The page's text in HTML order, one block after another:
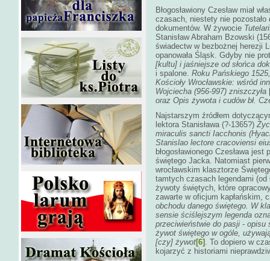
Błogosławiony Czesław miał
czasach, niestety nie
dokumentów. W żywocie
Stanisław Abraham Bzowski
świadectw w bezbożnej herezji
opanowała Śląsk. Gdyby nie
[kultu] i jaśniejsze od słońca
i spalone. Roku Pańskiego
Kościoły Wrocławskie: wśród
Wojciecha (956-997) zniszczyła
oraz Opis żywota i cudów bł.
Najstarszym źródłem
lektora Stanisława (?-1365?)
miraculis sancti Iacchonis
Stanislao lectore cracoviensi
błogosławionego Czesława
świętego Jacka. Natomiast
wrocławskim klasztorze
tamtych czasach legendami (od
żywoty świętych, które
zawarte w oficjum kapłańskim,
obchodu danego świętego. W
sensie ściślejszym legenda
przeciwieństwie do pasji -
żywot świętego w ogóle,
[czy] żywot[6] . To dopiero w
kojarzyć z historiami